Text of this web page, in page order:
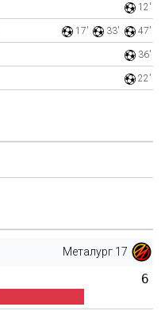
12'
17' 33' 47'
36'
22'
Металург 17
6